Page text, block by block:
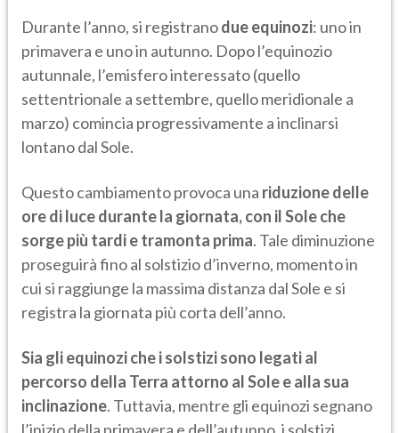
Durante l’anno, si registranodue equinozi: uno in
primavera e uno in autunno. Dopo l’equinozio
autunnale, l’emisfero interessato (quello
settentrionale a settembre, quello meridionale a
marzo) comincia progressivamente a inclinarsi
lontano dal Sole.
Questo cambiamento provoca una riduzione delle
ore di luce durante la giornata, con il Sole che
sorge più tardi e tramonta prima. Tale diminuzione
proseguirà fino al solstizio d’inverno, momento in
cui si raggiunge la massima distanza dal Sole e si
registra la giornata più corta dell’anno.
Sia gli equinozi che i solstizi sono legati al
percorso della Terra attorno al Sole e alla sua
inclinazione. Tuttavia, mentre gli equinozi segnano